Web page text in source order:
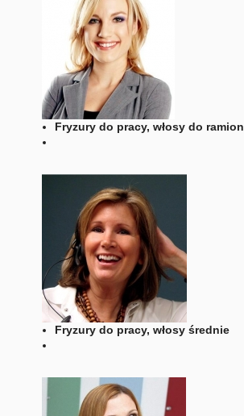
Fryzury do pracy, włosy do ramion
Fryzury do pracy, włosy średnie